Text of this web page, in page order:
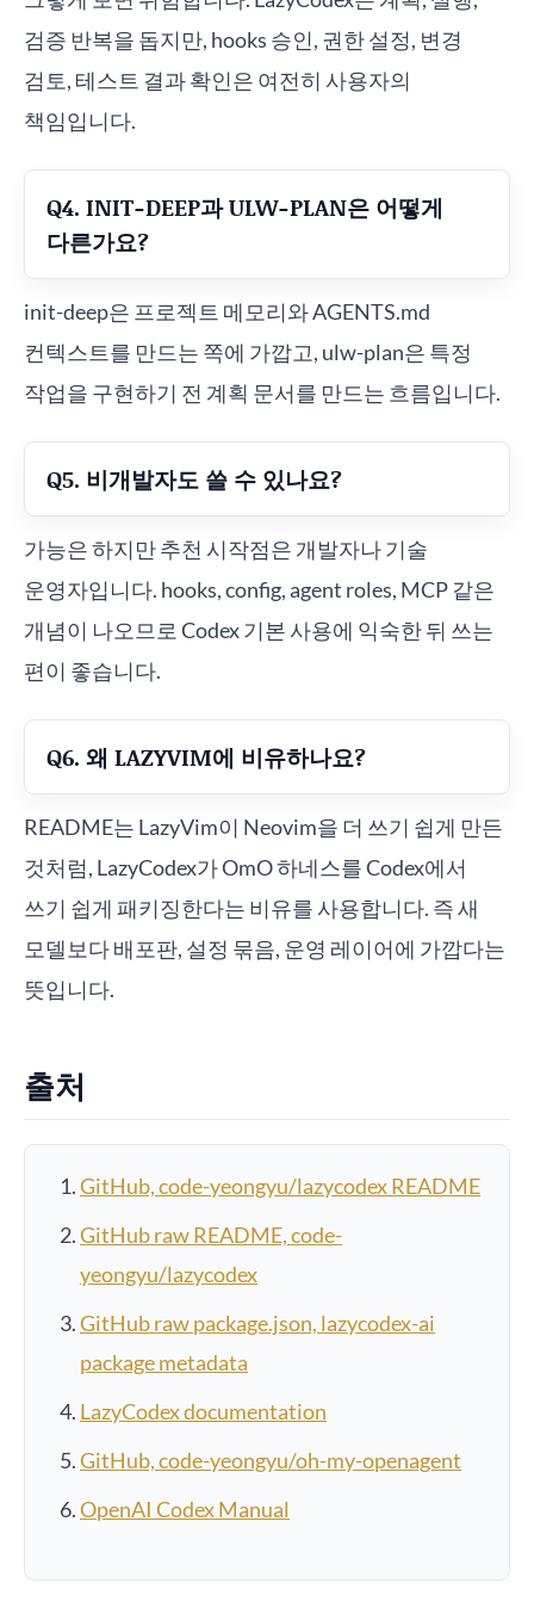
검증 반복을 돕지만, hooks 승인, 권한 설정, 변경
검토, 테스트 결과 확인은 여전히 사용자의
책임입니다.
Q4. INIT-DEEP과 ULW-PLAN은 어떻게
다른가요?
init-deep은 프로젝트 메모리와 AGENTS.md
컨텍스트를 만드는 쪽에 가깝고, ulw-plan은 특정
작업을 구현하기 전 계획 문서를 만드는 흐름입니다.
Q5. 비개발자도 쓸 수 있나요?
가능은 하지만 추천 시작점은 개발자나 기술
운영자입니다. hooks, config, agent roles, MCP 같은
개념이 나오므로 Codex 기본 사용에 익숙한 뒤 쓰는
편이 좋습니다.
Q6. 왜 LAZYVIM에 비유하나요?
README는 LazyVim이 Neovim을 더 쓰기 쉽게 만든
것처럼, LazyCodex가 OmO 하네스를 Codex에서
쓰기 쉽게 패키징한다는 비유를 사용합니다. 즉 새
모델보다 배포판, 설정 묶음, 운영 레이어에 가깝다는
뜻입니다.
출처
GitHub, code-yeongyu/lazycodex README
GitHub raw README, code-
yeongyu/lazycodex
GitHub raw package.json, lazycodex-ai
package metadata
LazyCodex documentation
GitHub, code-yeongyu/oh-my-openagent
OpenAI Codex Manual